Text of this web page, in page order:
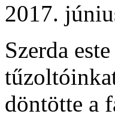
2017.
Szerda
döntötte a